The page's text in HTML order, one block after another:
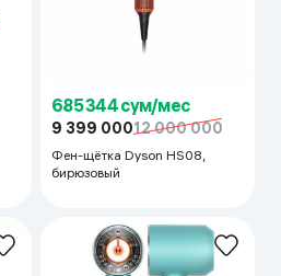
685 344 сум/мес
9 399 00012 000 000
Фен-щётка Dyson HS08,
бирюзовый